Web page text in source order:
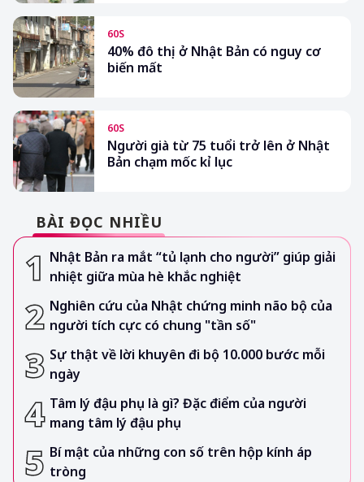
60S
40% đô thị ở Nhật Bản có nguy cơ
biến mất
60S
Người già từ 75 tuổi trở lên ở Nhật
Bản chạm mốc kỉ lục
BÀI ĐỌC NHIỀU
Nhật Bản ra mắt “tủ lạnh cho người” giúp giải
nhiệt giữa mùa hè khắc nghiệt
Nghiên cứu của Nhật chứng minh não bộ của
người tích cực có chung "tần số"
Sự thật về lời khuyên đi bộ 10.000 bước mỗi
ngày
Tâm lý đậu phụ là gì? Đặc điểm của người
mang tâm lý đậu phụ
Bí mật của những con số trên hộp kính áp
tròng